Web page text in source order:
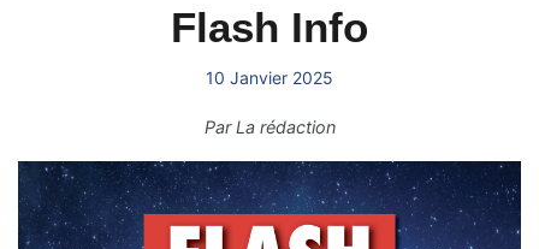
Flash Info
10 Janvier 2025
ParLa rédaction